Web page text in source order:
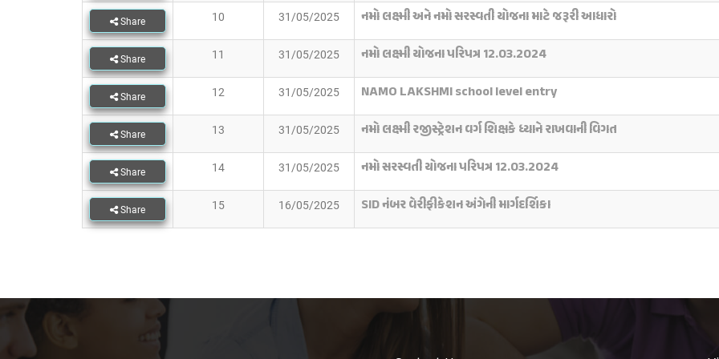
Share 10 31/05/2025 નમો લક્ષ્મી અને નમો સરસ્વતી યોજના માટે જરૂરી આધારો
Share 11 31/05/2025 નમો લક્ષ્મી યોજના પરિપત્ર 12.03.2024
Share 12 31/05/2025 NAMO LAKSHMI school level entry
Share 13 31/05/2025 નમો લક્ષ્મી રજીસ્ટ્રેશન વર્ગ શિક્ષકે ધ્યાને રાખવાની વિગત
Share 14 31/05/2025 નમો સરસ્વતી યોજના પરિપત્ર 12.03.2024
Share 15 16/05/2025 SID નંબર વેરીફીકેશન અંગેની માર્ગદર્શિકા